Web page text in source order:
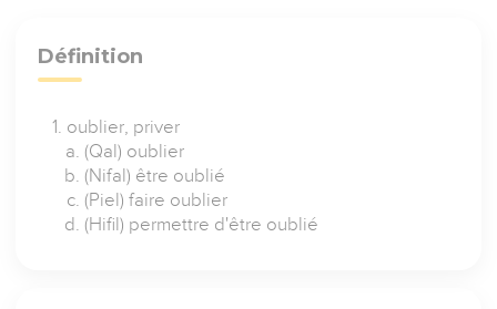
Définition
oublier, priver
(Qal) oublier
(Nifal) être oublié
(Piel) faire oublier
(Hifil) permettre d'être oublié